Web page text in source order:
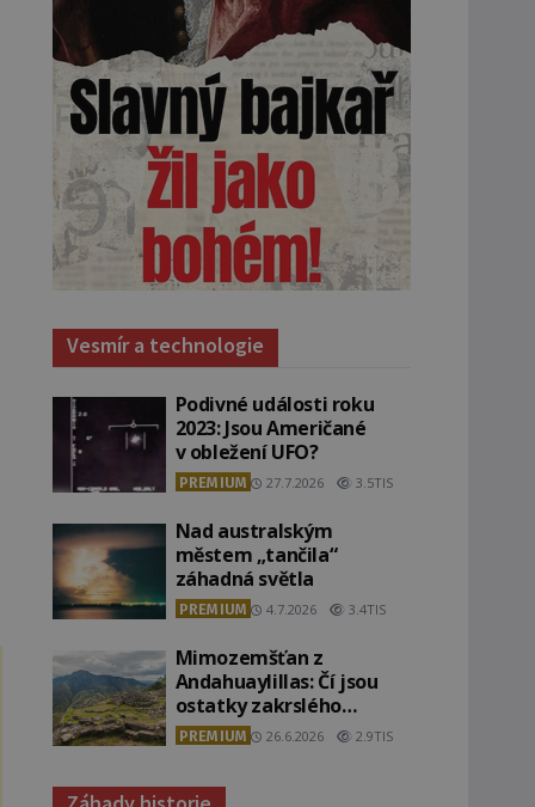
Vesmír a technologie
Podivné události roku
2023: Jsou Američané
v obležení UFO?
PREMIUM 27.7.2026 3.5TIS
Nad australským
městem „tančila“
záhadná světla
PREMIUM 4.7.2026 3.4TIS
Mimozemšťan z
Andahuaylillas: Čí jsou
ostatky zakrslého
stvoření s ohromnou
lebkou?
PREMIUM 26.6.2026 2.9TIS